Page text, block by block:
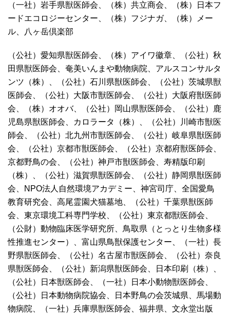
（一社）岩手県獣医師会、（株）共立商会、（株）日本フ
ードエコロジーセンター、（株）フジナガ、（株）メー
ル、八ヶ岳倶楽部
（公社）愛知県獣医師会、（株）アイワ徽章、（公社）秋
田県獣医師会、奄美いんまや動物病院、アルスコンサルタ
ンツ（株）、（公社）石川県獣医師会、（公社）茨城県獣
医師会、（公社）大阪市獣医師会、（公社）大阪府獣医師
会、（株）オオバ、（公社）岡山県獣医師会、（公社）鹿
児島県獣医師会、カロラータ（株）、（公社）川崎市獣医
師会、（公社）北九州市獣医師会、（公社）岐阜県獣医師
会、（公社）京都市獣医師会、（公社）京都府獣医師会、
京都野鳥の会、（公社）神戸市獣医師会、寿精版印刷
（株）、（公社）滋賀県獣医師会、（公社）静岡県獣医師
会、NPO法人自然環境アカデミー、神宮司庁、全国愛鳥
教育研究会、高尾霊園犬猫墓地、（公社）千葉県獣医師
会、東京環境工科専門学校、（公社）東京都獣医師会、
（公財）動物臨床医学研究所、鳥取県（とっとり生物多様
性推進センター）、富山県鳥獣保護センター、（一社）長
野県獣医師会、（公社）名古屋市獣医師会、（公社）奈良
県獣医師会、（公社）新潟県獣医師会、日本印刷（株）、
（公社）日本獣医師会、（一社）日本小動物獣医師会、
（公社）日本動物病院協会、日本野鳥の会茨城県、馬場動
物病院、（一社）兵庫県獣医師会、福井県、文永堂出版